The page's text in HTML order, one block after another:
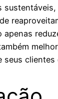
apenas
seus clientes